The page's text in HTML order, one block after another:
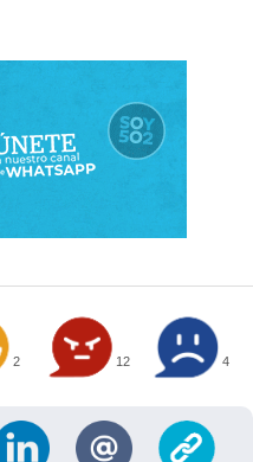
2 12 4